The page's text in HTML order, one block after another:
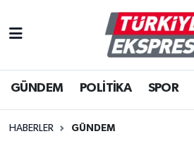
GÜNDEM POLİTİKA SPOR
HABERLER GÜNDEM
İstanbul Nöbetçi Eczaneler
İstanbul Hava Durumu
İstanbul Namaz Vakitleri